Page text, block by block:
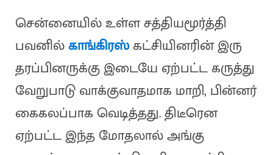
சென்னையில் உள்ள சத்தியமூர்த்தி
பவனில்காங்கிரஸ்கட்சியினரின் இரு
தரப்பினருக்கு இடையே ஏற்பட்ட கருத்து
வேறுபாடு வாக்குவாதமாக மாறி, பின்னர்
கைகலப்பாக வெடித்தது. திடீரென
ஏற்பட்ட இந்த மோதலால் அங்கு